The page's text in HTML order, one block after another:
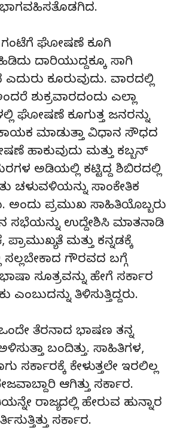
ಭಾಗವಹಿಸತೊಡಗಿದ.
ಗಂಟೆಗೆ ಘೋಷಣೆ ಕೂಗಿ
ದಾರಿಯುದ್ದಕ್ಕೂ ಸಾಗಿ
ಕೂರುವುದು. ವಾರದಲ್ಲಿ
ಶುಕ್ರವಾರದಂದು ಎಲ್ಲಾ
ಘೋಷಣೆ ಕೂಗುತ್ತ ಜನರನ್ನು
ಮಾಡುತ್ತಾ ವಿಧಾನ ಸೌಧದ
ಹಾಕುವುದು ಮತ್ತು ಕಬ್ಬನ್
ಅಡಿಯಲ್ಲಿ ಕಟ್ಟಿದ್ದ ಶಿಬಿರದಲ್ಲಿ
ಚಳುವಳಿಯನ್ನು ಸಾಂಕೇತಿಕ
ಅಂದು ಪ್ರಮುಖ ಸಾಹಿತಿಯೊಬ್ಬರು
ಸಭೆಯನ್ನು ಉದ್ದೇಶಿಸಿ ಮಾತನಾಡಿ
ಮತ್ತು ಕನ್ನಡಕ್ಕೆ
ಸಲ್ಲಬೇಕಾದ ಗೌರವದ ಬಗ್ಗೆ
ಸೂತ್ರವನ್ನು ಹೇಗೆ ಸರ್ಕಾರ
ತಿಳಿಸುತ್ತಿದ್ದರು.
ತೆರನಾದ ಭಾಷಣ ತನ್ನ
ಬಂದಿತ್ತು. ಸಾಹಿತಿಗಳ,
ಸರ್ಕಾರಕ್ಕೆ ಕೇಳುತ್ತಲೇ ಇರಲಿಲ್ಲ
ಆಗಿತ್ತು ಸರ್ಕಾರ.
ರಾಜ್ಯದಲ್ಲಿ ಹೇರುವ ಹುನ್ನಾರ
ಸರ್ಕಾರ.